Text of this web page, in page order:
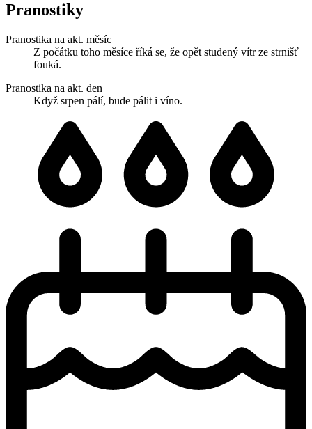
Pranostiky
Pranostika na akt. měsíc
Z počátku toho měsíce říká se, že opět studený vítr ze strnišť
fouká.
Pranostika na akt. den
Když srpen pálí, bude pálit i víno.